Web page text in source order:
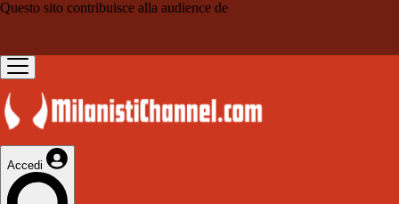
Questo sito contribuisce alla audience de
Accedi